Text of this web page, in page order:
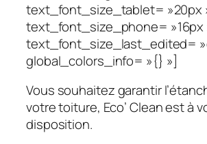
text_font_size_tablet= »20px
text_font_size_phone= »16px
text_font_size_last_edited=
global_colors_info= »{} »]
Vous souhaitez garantir
votre toiture, Eco’ Clean est à
disposition.